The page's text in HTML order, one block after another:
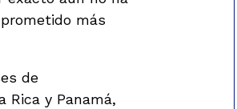
más
de
Rica y Panamá,